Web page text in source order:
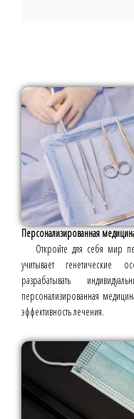
Персонализированная
Откройте для себя мир
учитывает генетические
разрабатывать
персонализированная
эффективность лечения.